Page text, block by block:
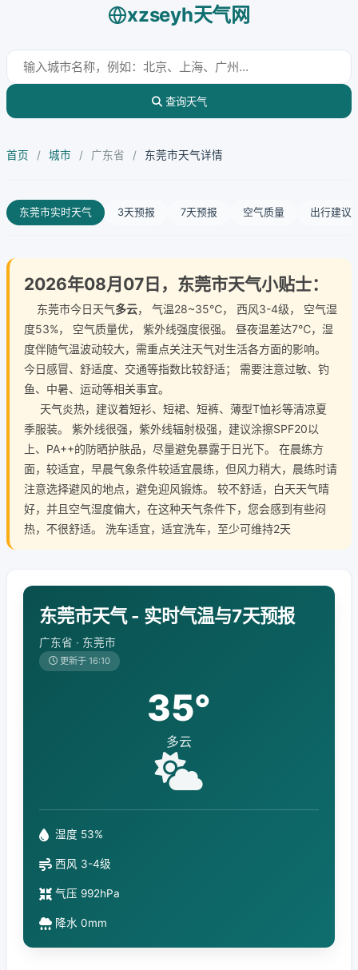
xzseyh天气网
查询天气
首页 / 城市 / 广东省 / 东莞市天气详情
东莞市实时天气 3天预报 7天预报 空气质量 出行建议
2026年08月07日，东莞市天气小贴士：
东莞市今日天气多云， 气温28~35℃， 西风3-4级， 空气湿
度53%， 空气质量优， 紫外线强度很强。 昼夜温差达7℃，湿
度伴随气温波动较大，需重点关注天气对生活各方面的影响。
今日感冒、舒适度、交通等指数比较舒适； 需要注意过敏、钓
鱼、中暑、运动等相关事宜。
天气炎热，建议着短衫、短裙、短裤、薄型T恤衫等清凉夏
季服装。 紫外线很强，紫外线辐射极强，建议涂擦SPF20以
上、PA++的防晒护肤品，尽量避免暴露于日光下。 在晨练方
面，较适宜，早晨气象条件较适宜晨练，但风力稍大，晨练时请
注意选择避风的地点，避免迎风锻炼。 较不舒适，白天天气晴
好，并且空气湿度偏大，在这种天气条件下，您会感到有些闷
热，不很舒适。 洗车适宜，适宜洗车，至少可维持2天
东莞市天气 - 实时气温与7天预报
广东省 · 东莞市
更新于 16:10
35°
多云
湿度 53%
西风 3-4级
气压 992hPa
降水 0mm